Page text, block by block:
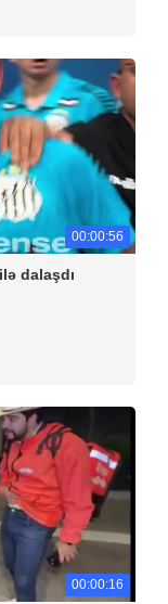
00:00:56
dalaşdı
00:00:16